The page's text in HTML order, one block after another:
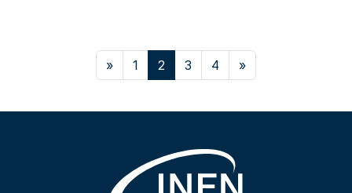
Navigazione articoli
» 1 2 3 4 »